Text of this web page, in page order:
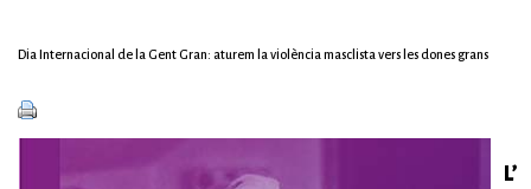
Dia Internacional de la Gent Gran: aturem la violència masclista vers les dones grans
L’